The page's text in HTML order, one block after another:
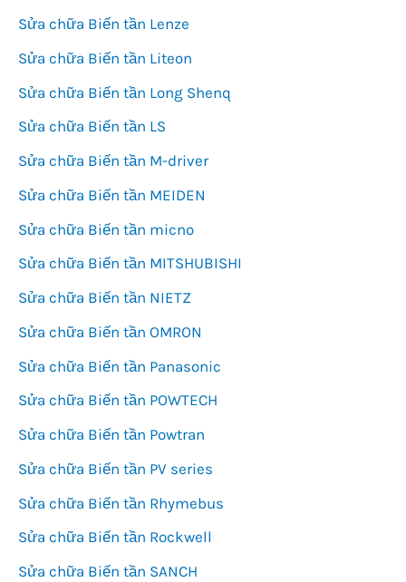
Sửa chữa Biến tần Lenze
Sửa chữa Biến tần Liteon
Sửa chữa Biến tần Long Shenq
Sửa chữa Biến tần LS
Sửa chữa Biến tần M-driver
Sửa chữa Biến tần MEIDEN
Sửa chữa Biến tần micno
Sửa chữa Biến tần MITSHUBISHI
Sửa chữa Biến tần NIETZ
Sửa chữa Biến tần OMRON
Sửa chữa Biến tần Panasonic
Sửa chữa Biến tần POWTECH
Sửa chữa Biến tần Powtran
Sửa chữa Biến tần PV series
Sửa chữa Biến tần Rhymebus
Sửa chữa Biến tần Rockwell
Sửa chữa Biến tần SANCH